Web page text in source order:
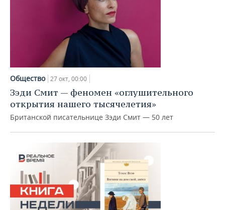
Общество 27 окт, 00:00
Зэди Смит — феномен «оглушительного
открытия нашего тысячелетия»
Британской писательнице Зэди Смит — 50 лет